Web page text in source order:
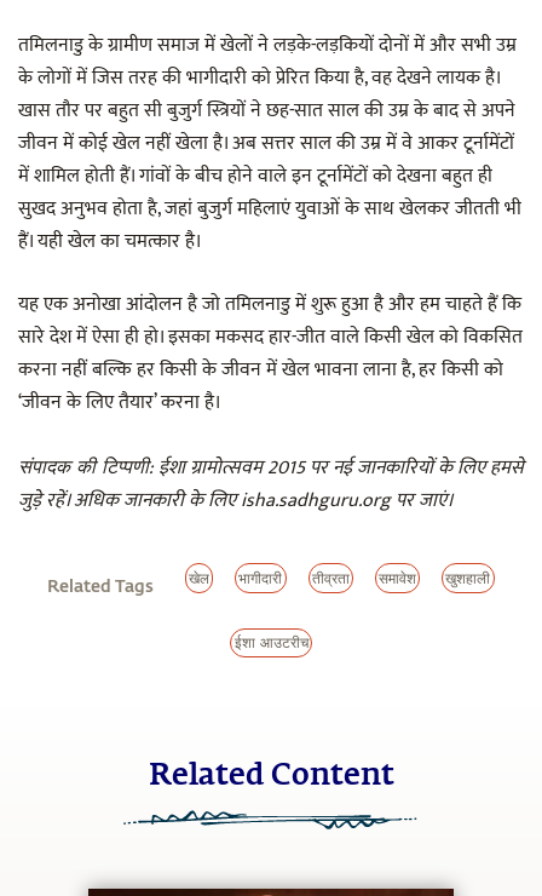
तमिलनाडु के ग्रामीण समाज में खेलों ने लड़के-लड़कियों दोनों में और सभी उम्र
के लोगों में जिस तरह की भागीदारी को प्रेरित किया है, वह देखने लायक है।
खास तौर पर बहुत सी बुजुर्ग स्त्रियों ने छह-सात साल की उम्र के बाद से अपने
जीवन में कोई खेल नहीं खेला है। अब सत्तर साल की उम्र में वे आकर टूर्नामेंटों
में शामिल होती हैं। गांवों के बीच होने वाले इन टूर्नामेंटों को देखना बहुत ही
सुखद अनुभव होता है, जहां बुजुर्ग महिलाएं युवाओं के साथ खेलकर जीतती भी
हैं। यही खेल का चमत्कार है।
यह एक अनोखा आंदोलन है जो तमिलनाडु में शुरू हुआ है और हम चाहते हैं कि
सारे देश में ऐसा ही हो। इसका मकसद हार-जीत वाले किसी खेल को विकसित
करना नहीं बल्कि हर किसी के जीवन में खेल भावना लाना है, हर किसी को
‘जीवन के लिए तैयार’ करना है।
संपादक की टिप्पणी: ईशा ग्रामोत्सवम 2015 पर नई जानकारियों के लिए हमसे
जुड़े रहें। अधिक जानकारी के लिएisha.sadhguru.orgपर जाएं।
Related Tags खेल भागीदारी तीव्रता समावेश खुशहाली
ईशा आउटरीच
Related Content